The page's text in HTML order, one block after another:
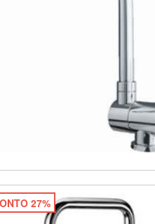
27%